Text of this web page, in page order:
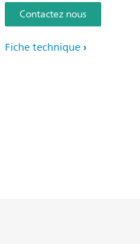
Contactez nous
Fiche technique